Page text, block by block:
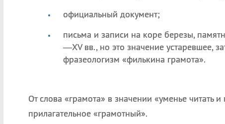
официальный документ;
письма и записи на коре березы,
—XV вв., но это значение устаревшее,
фразеологизм «филькина грамота».
От слова «грамота» в значении «уменье читать
прилагательное «грамотный».